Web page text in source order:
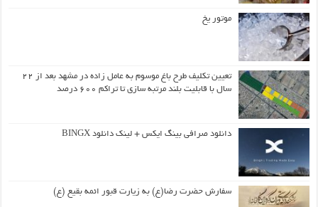
موتور یخ
تعیین تکلیف طرح باغ موسوم به عامل زاده در مشهد بعد از ۲۲
سال با قابلیت بلند مرتبه سازی تا تراکم ۶۰۰ درصد
دانلود صرافی بینگ ایکس + لینک دانلود BINGX
سفارش حضرت رضا(ع) به زیارت قبور ائمه بقیع (ع)